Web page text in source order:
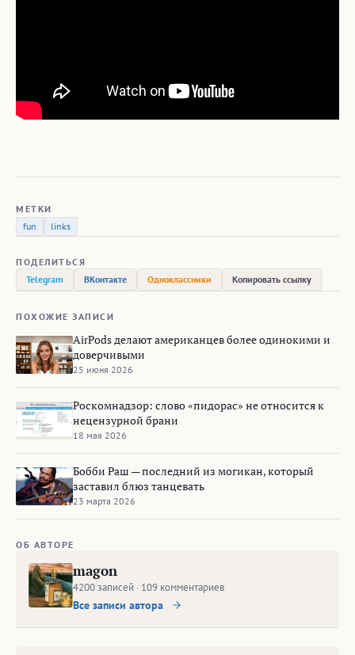
МЕТКИ
fun
links
ПОДЕЛИТЬСЯ
Telegram
ВКонтакте Одноклассники Копировать ссылку
ПОХОЖИЕ ЗАПИСИ
AirPods делают американцев более одинокими и
доверчивыми
25 июня 2026
Роскомнадзор: cлово «пидорас» не относится к
нецензурной брани
18 мая 2026
Бобби Раш — последний из могикан, который
заставил блюз танцевать
23 марта 2026
ОБ АВТОРЕ
magon
4200 записей · 109 комментариев
Все записи автора